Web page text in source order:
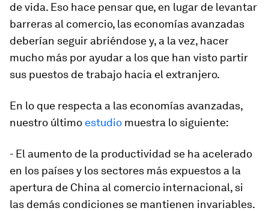
de vida. Eso hace pensar que, en lugar de levantar
barreras al comercio, las economías avanzadas
deberían seguir abriéndose y, a la vez, hacer
mucho más por ayudar a los que han visto partir
sus puestos de trabajo hacia el extranjero.
En lo que respecta a las economías avanzadas,
nuestro último estudio muestra lo siguiente:
- El aumento de la productividad se ha acelerado
en los países y los sectores más expuestos a la
apertura de China al comercio internacional, si
las demás condiciones se mantienen invariables.